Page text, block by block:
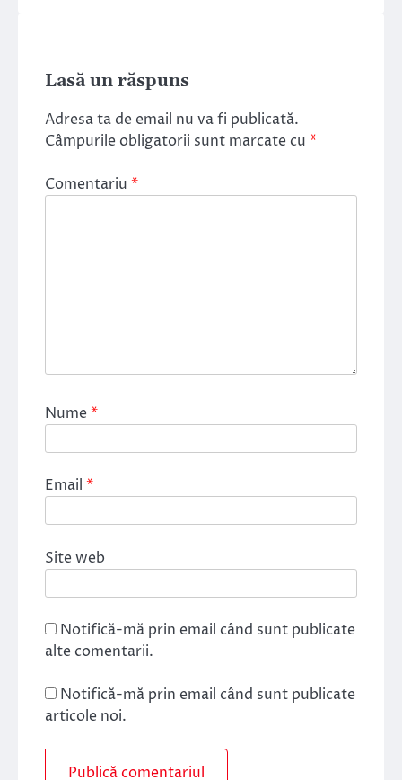
Lasă un răspuns
Adresa ta de email nu va fi publicată.
Câmpurile obligatorii sunt marcate cu *
Comentariu *
Nume*
Email *
Site web
Notifică-mă prin email când sunt publicate
alte comentarii.
Notifică-mă prin email când sunt publicate
articole noi.